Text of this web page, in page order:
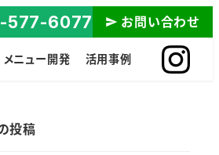
577-6077 お問い合わせ
メニュー開発 活用事例
投稿